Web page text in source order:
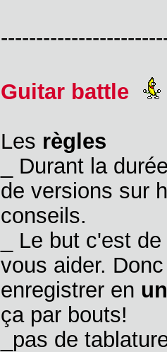
Guitar battle
Les règles
_ Durant la
de versions sur
conseils.
_ Le but c'est
vous aider.
enregistrer en
ça par bouts!
_pas de